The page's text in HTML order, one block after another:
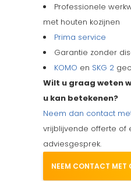
Professionele
met houten kozijnen
Prima service
Garantie zonder
KOMO en SKG 2
Wilt u graag weten
u kan betekenen?
Neem dan contact
vrijblijvende offerte of
adviesgesprek.
NEEM CONTACT MET